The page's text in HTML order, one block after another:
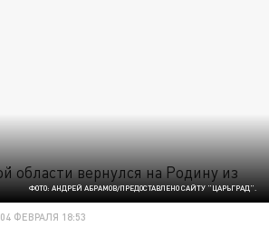
ФОТО: АНДРЕЙ АБРАМОВ/ПРЕДОСТАВЛЕНО САЙТУ "ЦАРЬГРАД".
04 ФЕВРАЛЯ 18:53